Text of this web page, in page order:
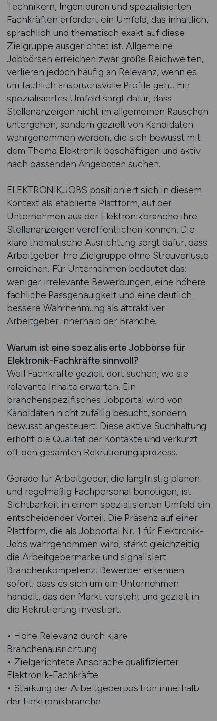
Technikern, Ingenieuren und spezialisierten
Fachkräften erfordert ein Umfeld, das inhaltlich,
sprachlich und thematisch exakt auf diese
Zielgruppe ausgerichtet ist. Allgemeine
Jobbörsen erreichen zwar große Reichweiten,
verlieren jedoch häufig an Relevanz, wenn es
um fachlich anspruchsvolle Profile geht. Ein
spezialisiertes Umfeld sorgt dafür, dass
Stellenanzeigen nicht im allgemeinen Rauschen
untergehen, sondern gezielt von Kandidaten
wahrgenommen werden, die sich bewusst mit
dem Thema Elektronik beschäftigen und aktiv
nach passenden Angeboten suchen.
ELEKTRONIK.JOBS positioniert sich in diesem
Kontext als etablierte Plattform, auf der
Unternehmen aus der Elektronikbranche ihre
Stellenanzeigen veröffentlichen können. Die
klare thematische Ausrichtung sorgt dafür, dass
Arbeitgeber ihre Zielgruppe ohne Streuverluste
erreichen. Für Unternehmen bedeutet das:
weniger irrelevante Bewerbungen, eine höhere
fachliche Passgenauigkeit und eine deutlich
bessere Wahrnehmung als attraktiver
Arbeitgeber innerhalb der Branche.
Warum ist eine spezialisierte Jobbörse für
Elektronik-Fachkräfte sinnvoll?
Weil Fachkräfte gezielt dort suchen, wo sie
relevante Inhalte erwarten. Ein
branchenspezifisches Jobportal wird von
Kandidaten nicht zufällig besucht, sondern
bewusst angesteuert. Diese aktive Suchhaltung
erhöht die Qualität der Kontakte und verkürzt
oft den gesamten Rekrutierungsprozess.
Gerade für Arbeitgeber, die langfristig planen
und regelmäßig Fachpersonal benötigen, ist
Sichtbarkeit in einem spezialisierten Umfeld ein
entscheidender Vorteil. Die Präsenz auf einer
Plattform, die als Jobportal Nr. 1 für Elektronik-
Jobs wahrgenommen wird, stärkt gleichzeitig
die Arbeitgebermarke und signalisiert
Branchenkompetenz. Bewerber erkennen
sofort, dass es sich um ein Unternehmen
handelt, das den Markt versteht und gezielt in
die Rekrutierung investiert.
• Hohe Relevanz durch klare
Branchenausrichtung
• Zielgerichtete Ansprache qualifizierter
Elektronik-Fachkräfte
• Stärkung der Arbeitgeberposition innerhalb
der Elektronikbranche